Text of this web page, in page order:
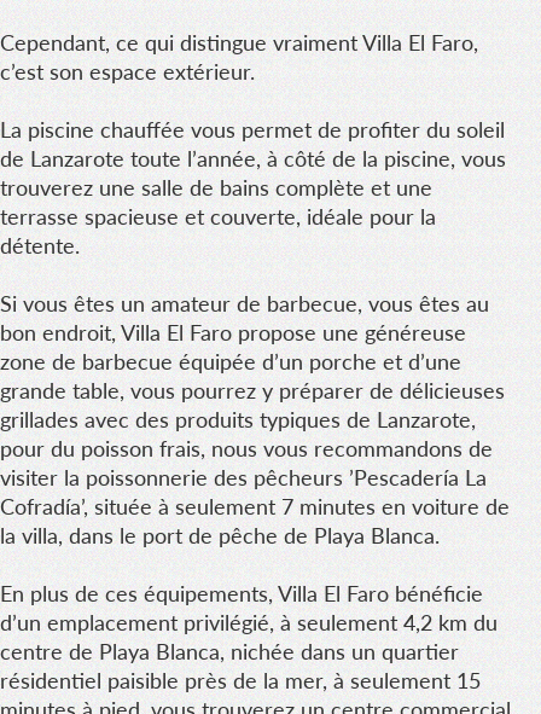
Cependant, ce qui distingue vraiment Villa El Faro,
c’est son espace extérieur.
La piscine chauffée vous permet de profiter du soleil
de Lanzarote toute l’année, à côté de la piscine, vous
trouverez une salle de bains complète et une
terrasse spacieuse et couverte, idéale pour la
détente.
Si vous êtes un amateur de barbecue, vous êtes au
bon endroit, Villa El Faro propose une généreuse
zone de barbecue équipée d’un porche et d’une
grande table, vous pourrez y préparer de délicieuses
grillades avec des produits typiques de Lanzarote,
pour du poisson frais, nous vous recommandons de
visiter la poissonnerie des pêcheurs ’Pescadería La
Cofradía’, située à seulement 7 minutes en voiture de
la villa, dans le port de pêche de Playa Blanca.
En plus de ces équipements, Villa El Faro bénéficie
d’un emplacement privilégié, à seulement 4,2 km du
centre de Playa Blanca, nichée dans un quartier
résidentiel paisible près de la mer, à seulement 15